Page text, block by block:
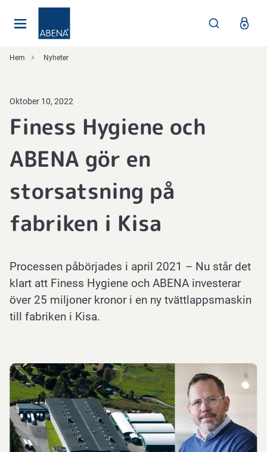
Hem Nyheter
Oktober 10, 2022
Finess Hygiene och
ABENA gör en
storsatsning på
fabriken i Kisa
Processen påbörjades i april 2021 – Nu står det
klart att Finess Hygiene och ABENA investerar
över 25 miljoner kronor i en ny tvättlappsmaskin
till fabriken i Kisa.